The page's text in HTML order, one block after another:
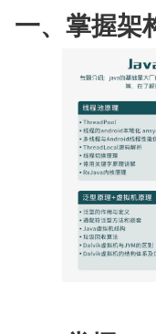
一、掌握架